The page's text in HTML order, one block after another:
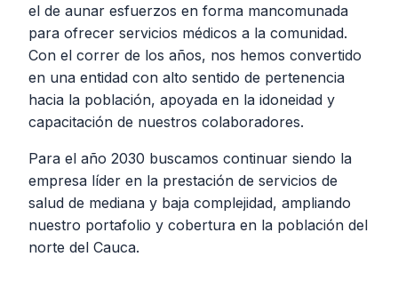
el de aunar esfuerzos en forma mancomunada
para ofrecer servicios médicos a la comunidad.
Con el correr de los años, nos hemos convertido
en una entidad con alto sentido de pertenencia
hacia la población, apoyada en la idoneidad y
capacitación de nuestros colaboradores.
Para el año 2030 buscamos continuar siendo la
empresa líder en la prestación de servicios de
salud de mediana y baja complejidad, ampliando
nuestro portafolio y cobertura en la población del
norte del Cauca.